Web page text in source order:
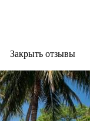
Закрыть отзывы